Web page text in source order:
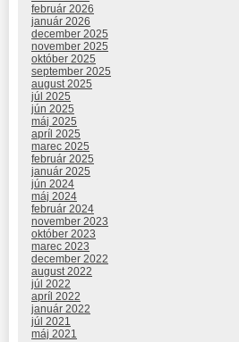
február 2026
január 2026
december 2025
november 2025
október 2025
september 2025
august 2025
júl 2025
jún 2025
máj 2025
apríl 2025
marec 2025
február 2025
január 2025
jún 2024
máj 2024
február 2024
november 2023
október 2023
marec 2023
december 2022
august 2022
júl 2022
apríl 2022
január 2022
júl 2021
máj 2021